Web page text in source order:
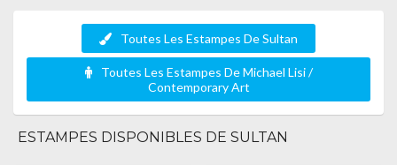
Toutes Les Estampes De Sultan
Toutes Les Estampes De Michael Lisi /
Contemporary Art
ESTAMPES DISPONIBLES DE SULTAN